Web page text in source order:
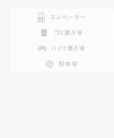
エレベーター
ゴミ置き場
バイク置き場
駐車場